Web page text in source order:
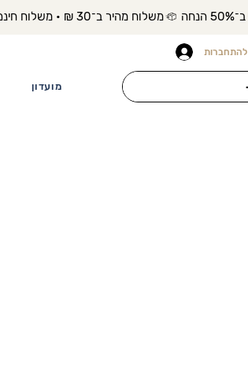
מועדון
להתחברות